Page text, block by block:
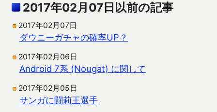
2017年02月07日以前の記事
2017年02月07日
ダウニーガチャの確率UP？
2017年02月06日
Android 7系 (Nougat) に関して
2017年02月05日
サンガに闘莉王選手